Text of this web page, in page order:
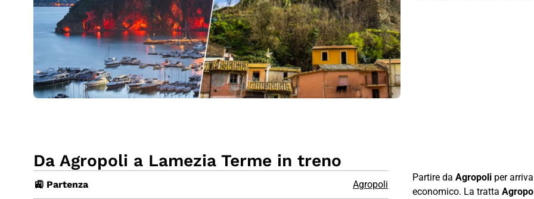
Da Agropoli a Lamezia Terme in treno
🚉 Partenza Agropoli
Partire da Agropoli per
economico. La tratta